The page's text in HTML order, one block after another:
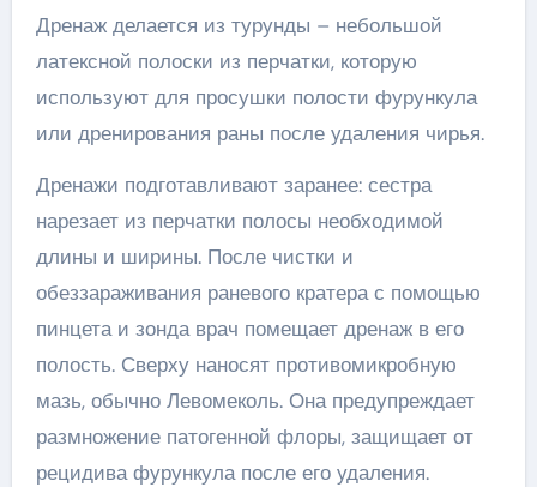
Дренаж делается из турунды – небольшой
латексной полоски из перчатки, которую
используют для просушки полости фурункула
или дренирования раны после удаления чирья.
Дренажи подготавливают заранее: сестра
нарезает из перчатки полосы необходимой
длины и ширины. После чистки и
обеззараживания раневого кратера с помощью
пинцета и зонда врач помещает дренаж в его
полость. Сверху наносят противомикробную
мазь, обычно Левомеколь. Она предупреждает
размножение патогенной флоры, защищает от
рецидива фурункула после его удаления.